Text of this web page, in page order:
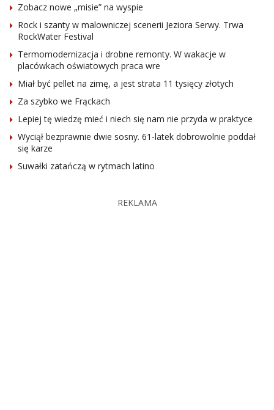
Zobacz nowe „misie” na wyspie
Rock i szanty w malowniczej scenerii Jeziora Serwy. Trwa
RockWater Festival
Termomodernizacja i drobne remonty. W wakacje w
placówkach oświatowych praca wre
Miał być pellet na zimę, a jest strata 11 tysięcy złotych
Za szybko we Frąckach
Lepiej tę wiedzę mieć i niech się nam nie przyda w praktyce
Wyciął bezprawnie dwie sosny. 61-latek dobrowolnie poddał
się karze
Suwałki zatańczą w rytmach latino
REKLAMA